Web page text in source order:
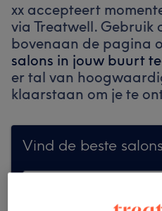
xx accepteert
via Treatwell. Gebruik
bovenaan de pagina
salons in jouw buurt
er tal van
klaarstaan om je te
Vind de beste